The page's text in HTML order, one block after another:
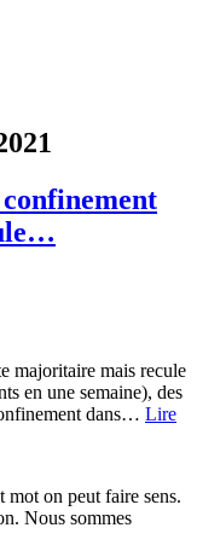
majoritaire mais recule
en une semaine), des
dans… Lire
on peut faire sens.
Nous sommes